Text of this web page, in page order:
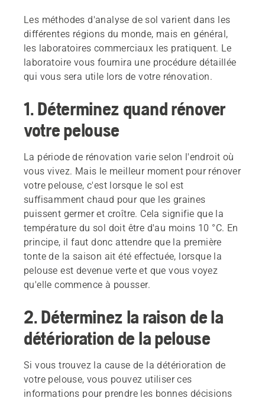
Les méthodes d'analyse de sol varient dans les
différentes régions du monde, mais en général,
les laboratoires commerciaux les pratiquent. Le
laboratoire vous fournira une procédure détaillée
qui vous sera utile lors de votre rénovation.
1. Déterminez quand rénover
votre pelouse
La période de rénovation varie selon l'endroit où
vous vivez. Mais le meilleur moment pour rénover
votre pelouse, c'est lorsque le sol est
suffisamment chaud pour que les graines
puissent germer et croître. Cela signifie que la
température du sol doit être d'au moins 10 °C. En
principe, il faut donc attendre que la première
tonte de la saison ait été effectuée, lorsque la
pelouse est devenue verte et que vous voyez
qu'elle commence à pousser.
2. Déterminez la raison de la
détérioration de la pelouse
Si vous trouvez la cause de la détérioration de
votre pelouse, vous pouvez utiliser ces
informations pour prendre les bonnes décisions